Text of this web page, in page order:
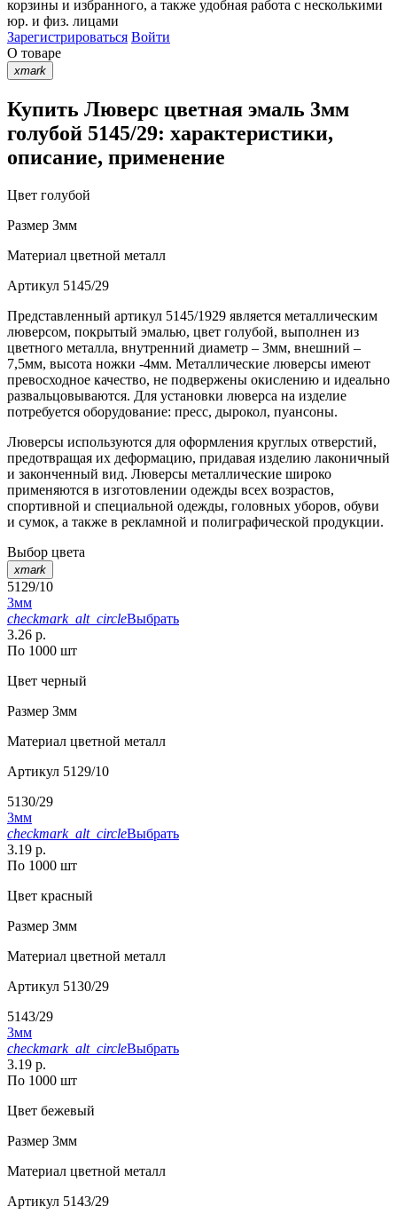
корзины и избранного, а также удобная работа с несколькими
юр. и физ. лицами
Зарегистрироваться Войти
О товаре
xmark
Купить Люверс цветная эмаль 3мм
голубой 5145/29: характеристики,
описание, применение
Цвет голубой
Размер 3мм
Материал цветной металл
Артикул 5145/29
Представленный артикул 5145/1929 является металлическим
люверсом, покрытый эмалью, цвет голубой, выполнен из
цветного металла, внутренний диаметр – 3мм, внешний –
7,5мм, высота ножки -4мм. Металлические люверсы имеют
превосходное качество, не подвержены окислению и идеально
развальцовываются. Для установки люверса на изделие
потребуется оборудование: пресс, дырокол, пуансоны.
Люверсы используются для оформления круглых отверстий,
предотвращая их деформацию, придавая изделию лаконичный
и законченный вид. Люверсы металлические широко
применяются в изготовлении одежды всех возрастов,
спортивной и специальной одежды, головных уборов, обуви
и сумок, а также в рекламной и полиграфической продукции.
Выбор цвета
xmark
5129/10
3мм
checkmark_alt_circleВыбрать
3.26 р.
По 1000 шт
Цвет черный
Размер 3мм
Материал цветной металл
Артикул 5129/10
5130/29
3мм
checkmark_alt_circleВыбрать
3.19 р.
По 1000 шт
Цвет красный
Размер 3мм
Материал цветной металл
Артикул 5130/29
5143/29
3мм
checkmark_alt_circleВыбрать
3.19 р.
По 1000 шт
Цвет бежевый
Размер 3мм
Материал цветной металл
Артикул 5143/29